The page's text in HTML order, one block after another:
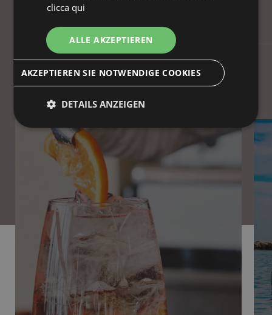
clicca qui
ALLE AKZEPTIEREN
AKZEPTIEREN SIE NOTWENDIGE COOKIES
DETAILS ANZEIGEN